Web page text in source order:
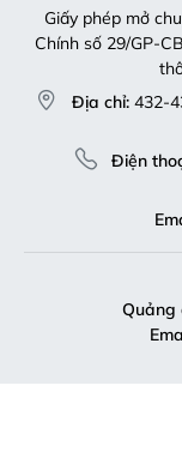
Giấy phép mở
Chính số 29/GP-
Địa chỉ: 432-
Điện
Quảng